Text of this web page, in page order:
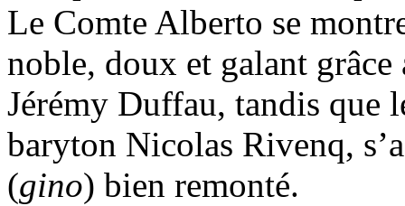
Le Comte Alberto se
noble, doux et galant
Jérémy Duffau, tandis que
baryton Nicolas Rivenq,
(gino) bien remonté.